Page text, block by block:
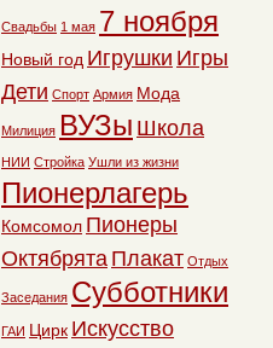
Свадьбы 1 мая 7 ноября
Новый год Игрушки Игры
Дети Спорт Армия Мода
Милиция ВУЗы Школа
НИИ Стройка Ушли из жизни
Пионерлагерь
Комсомол Пионеры
Октябрята Плакат Отдых
Заседания Субботники
ГАИ Цирк Искусство